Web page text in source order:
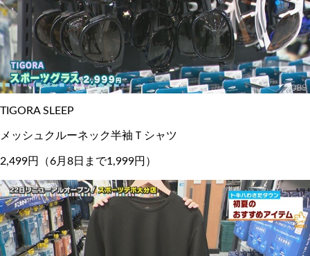
TIGORA SLEEP
メッシュクルーネック半袖Ｔシャツ
2,499円（6月8日まで1,999円）